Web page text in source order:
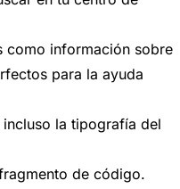
como información sobre
para la ayuda
la tipografía del
de código.